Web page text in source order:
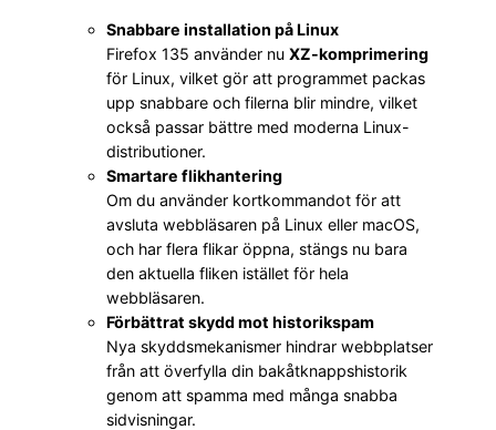
Snabbare installation på Linux
Firefox 135 använder nu XZ-komprimering
för Linux, vilket gör att programmet packas
upp snabbare och filerna blir mindre, vilket
också passar bättre med moderna Linux-
distributioner.
Smartare flikhantering
Om du använder kortkommandot för att
avsluta webbläsaren på Linux eller macOS,
och har flera flikar öppna, stängs nu bara
den aktuella fliken istället för hela
webbläsaren.
Förbättrat skydd mot historikspam
Nya skyddsmekanismer hindrar webbplatser
från att överfylla din bakåtknappshistorik
genom att spamma med många snabba
sidvisningar.